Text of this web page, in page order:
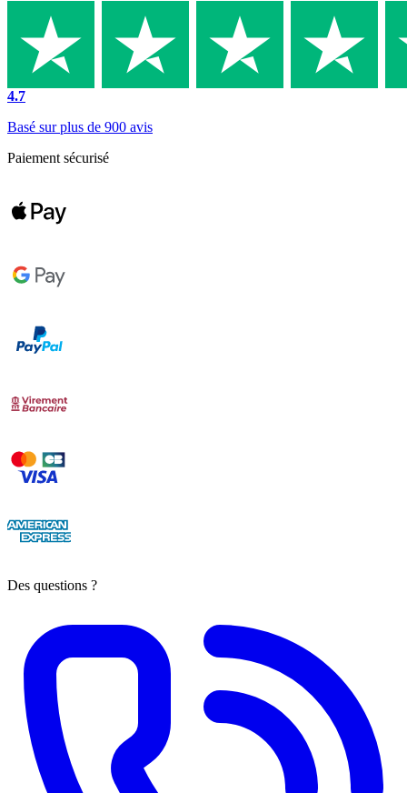
4.7
Basé sur plus de 900 avis
Paiement sécurisé
Des questions ?